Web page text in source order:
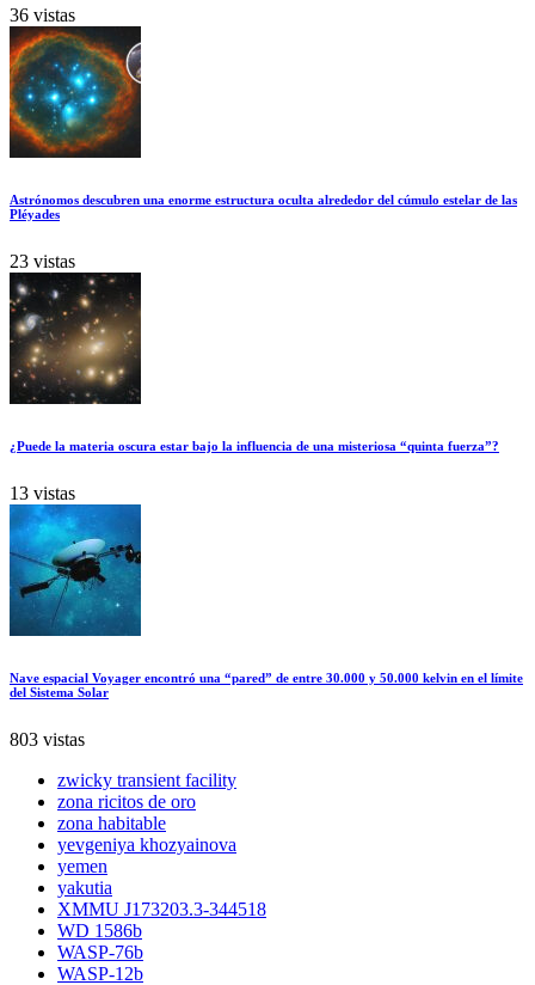
36 vistas
Astrónomos descubren una enorme estructura oculta alrededor del cúmulo estelar de las
Pléyades
23 vistas
¿Puede la materia oscura estar bajo la influencia de una misteriosa “quinta fuerza”?
13 vistas
Nave espacial Voyager encontró una “pared” de entre 30.000 y 50.000 kelvin en el límite
del Sistema Solar
803 vistas
zwicky transient facility
zona ricitos de oro
zona habitable
yevgeniya khozyainova
yemen
yakutia
XMMU J173203.3-344518
WD 1586b
WASP-76b
WASP-12b